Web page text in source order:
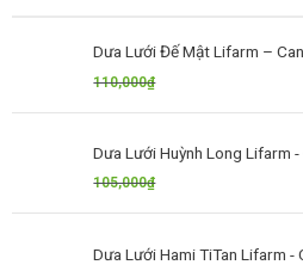
Dưa Lưới Đế Mật Lifarm – Canh
110,000₫
Dưa Lưới Huỳnh Long Lifarm -
105,000₫
Dưa Lưới Hami TiTan Lifarm -